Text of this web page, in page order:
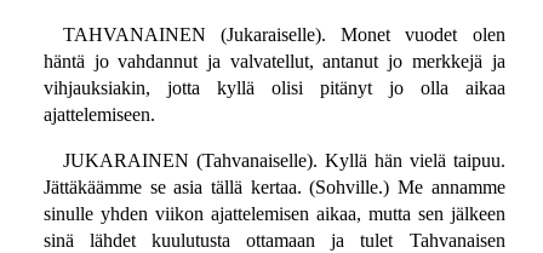
TAHVANAINEN (Jukaraiselle). Monet vuodet olen
häntä jo vahdannut ja valvatellut, antanut jo merkkejä ja
vihjauksiakin, jotta kyllä olisi pitänyt jo olla aikaa
ajattelemiseen.
JUKARAINEN (Tahvanaiselle). Kyllä hän vielä taipuu.
Jättäkäämme se asia tällä kertaa. (Sohville.) Me annamme
sinulle yhden viikon ajattelemisen aikaa, mutta sen jälkeen
sinä lähdet kuulutusta ottamaan ja tulet Tahvanaisen